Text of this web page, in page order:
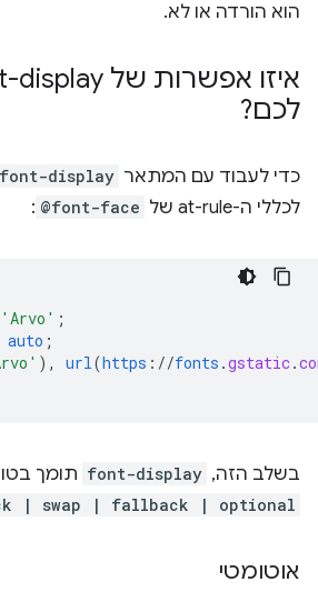
הוא הורדה או לא.
לכם?
כדי לעבוד עם המתאר font-display
לכללי ה-at-rule של
@font-face
:
'Arvo' ;
auto ;
), url(https ://fonts .gstatic.
בשלב הזה, font-display תומך
| swap | fallback | optional
אוטומטי